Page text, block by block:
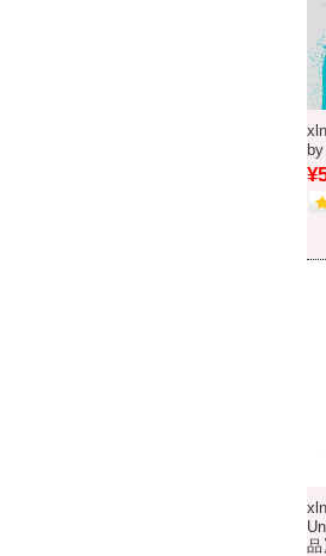
品